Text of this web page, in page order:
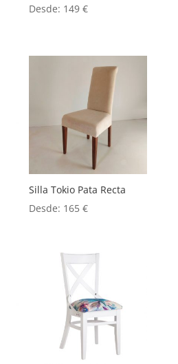
Desde: 149€
Silla Tokio Pata Recta
Desde: 165€